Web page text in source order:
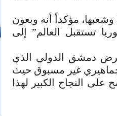
مؤكداً أنه وبعون
تحت شعار “سوريا تستقبل العالم” إلى
دمشق الدولي الذي
جماهيري غير مسبوق حيث
واضح على النجاح الكبير لهذا